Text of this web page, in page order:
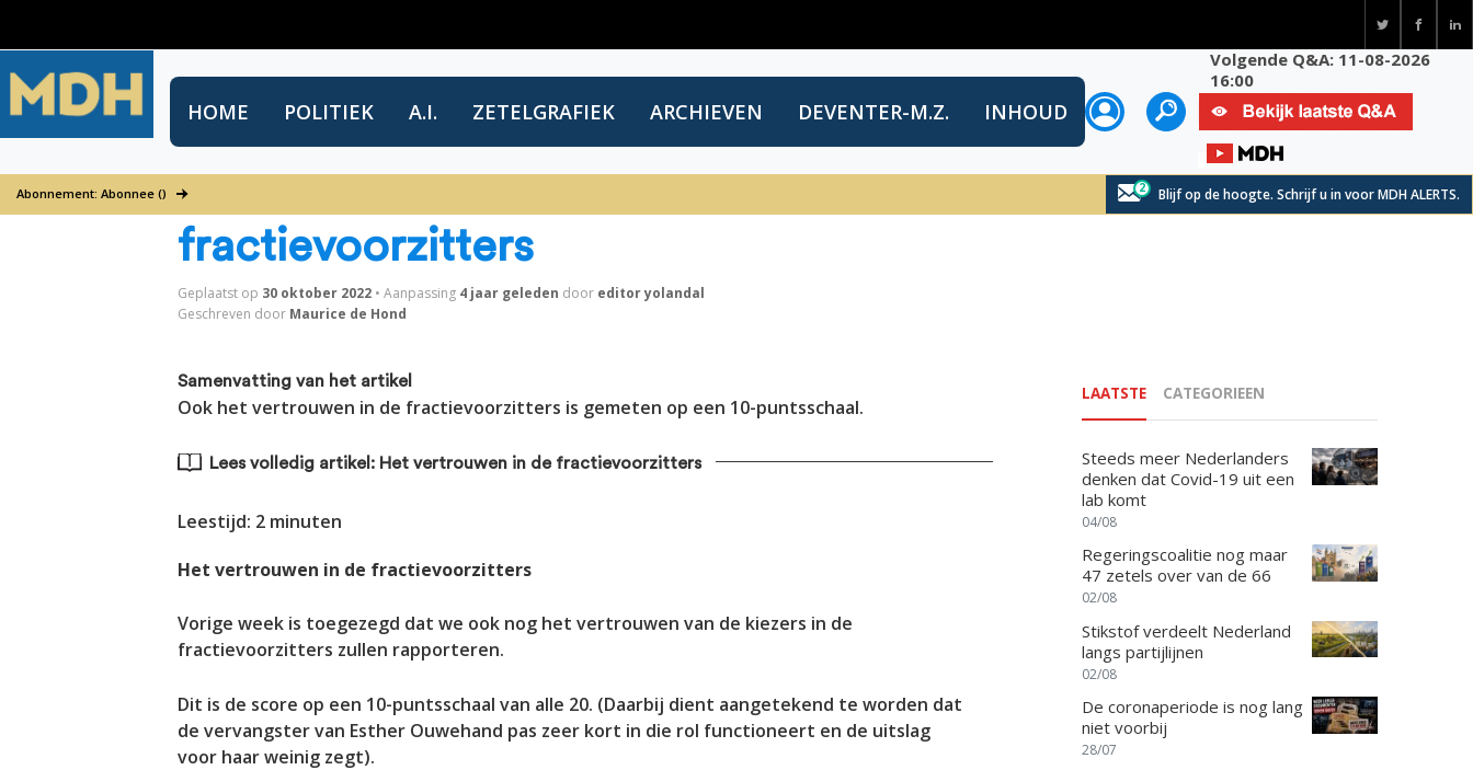
HOME POLITIEK A.I. ZETELGRAFIEK ARCHIEVEN DEVENTER-M.Z. INHOUD
Volgende Q&A: 11-08-2026
16:00
Abonnement: Abonnee () Blijf op de hoogte. Schrijf u in voor MDH ALERTS.
Het vertrouwen in de
fractievoorzitters
Geplaatst op 30 oktober 2022• Aanpassing 4 jaargeleden door editor yolandal
Geschreven door Maurice de Hond
Samenvatting van het artikel
Ook het vertrouwen in de fractievoorzitters is gemeten op een 10-puntsschaal.
Lees volledig artikel: Het vertrouwen in de fractievoorzitters
Leestijd: 2 minuten
Het vertrouwen in de fractievoorzitters
Vorige week is toegezegd dat we ook nog het vertrouwen van de kiezers in de
fractievoorzitters zullen rapporteren.
Dit is de score op een 10-puntsschaal van alle 20. (Daarbij dient aangetekend te worden dat
de vervangster van Esther Ouwehand pas zeer kort in die rol functioneert en de uitslag
voor haar weinig zegt).
LAATSTE CATEGORIEEN
Steeds meer Nederlanders
denken dat Covid-19 uit een
lab komt
04/08
Regeringscoalitie nog maar
47 zetels over van de 66
02/08
Stikstof verdeelt Nederland
langs partijlijnen
02/08
De coronaperiode is nog lang
niet voorbij
28/07